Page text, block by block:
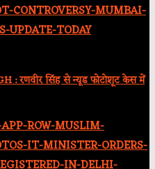
: रणवीर सिंह से न्यूड फोटोशूट केस में